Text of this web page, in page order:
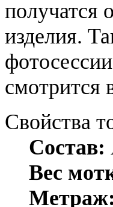
получатся
изделия.
смотрится
Свойства
Состав:
Вес
Метраж: